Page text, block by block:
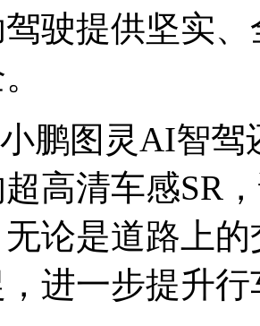
驶提供坚实
鹏图灵AI智
高清车感SR
论是道路上
进一步提升